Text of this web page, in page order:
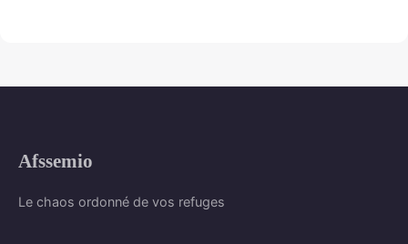
Afssemio
Le chaos ordonné de vos refuges